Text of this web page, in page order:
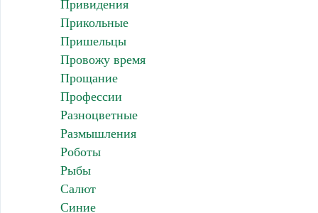
Привидения
Прикольные
Пришельцы
Провожу время
Прощание
Профессии
Разноцветные
Размышления
Роботы
Рыбы
Салют
Синие